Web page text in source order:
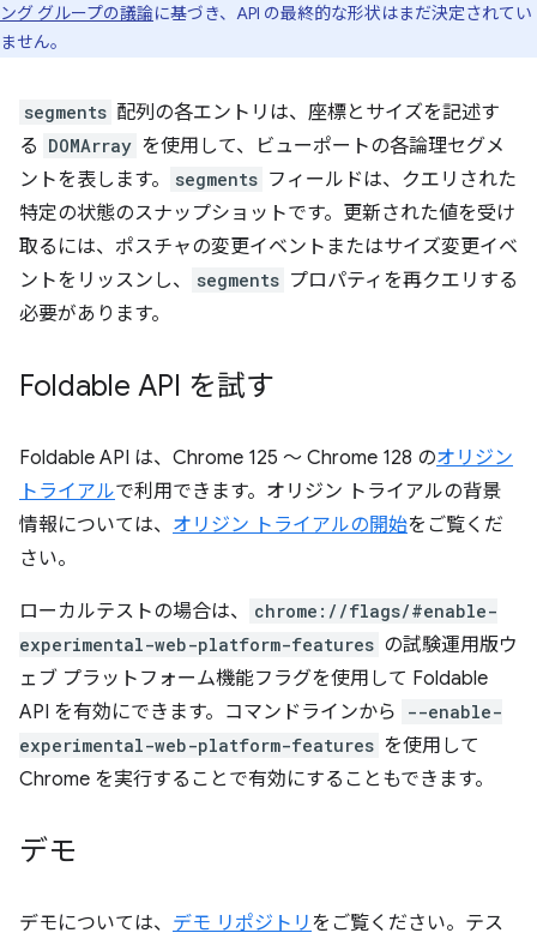
ング グループの議論に基づき、API の最終的な形状はまだ決定されてい
ません。
segments 配列の各エントリは、座標とサイズを記述す
る DOMArray を使用して、ビューポートの各論理セグメ
ントを表します。
segments フィールドは、クエリされた
特定の状態のスナップショットです。更新された値を受け
取るには、ポスチャの変更イベントまたはサイズ変更イベ
ントをリッスンし、
segments プロパティを再クエリする
必要があります。
Foldable API を試す
Foldable API は、Chrome 125 ～ Chrome 128 のオリジン
トライアルで利用できます。オリジン トライアルの背景
情報については、 オリジン トライアルの開始をご覧くだ
さい。
ローカルテストの場合は、
chrome://flags/#enable-
experimental-web-platform-features の試験運用版ウ
ェブ プラットフォーム機能フラグを使用して Foldable
API を有効にできます。コマンドラインから
--enable-
experimental-web-platform-features を使用して
Chrome を実行することで有効にすることもできます。
デモ
デモについては、 デモ リポジトリ をご覧ください。テス